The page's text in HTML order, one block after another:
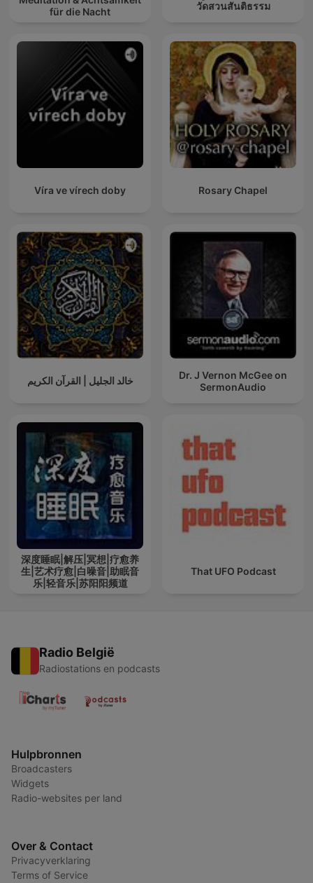
für die Nacht
วัดสวนสันติธรรม
Víra ve vírech doby Rosary Chapel
خالد الجليل | القرآن الكريم
Dr. J Vernon McGee on
SermonAudio
深度睡眠|解压|冥想|疗愈养
生|艺术疗愈|白噪音|助眠音
乐|轻音乐|苏阳阳频道
That UFO Podcast
Radio België
Radiostations en podcasts
Hulpbronnen
Broadcasters
Widgets
Radio-websites per land
Over & Contact
Privacyverklaring
Terms of Service